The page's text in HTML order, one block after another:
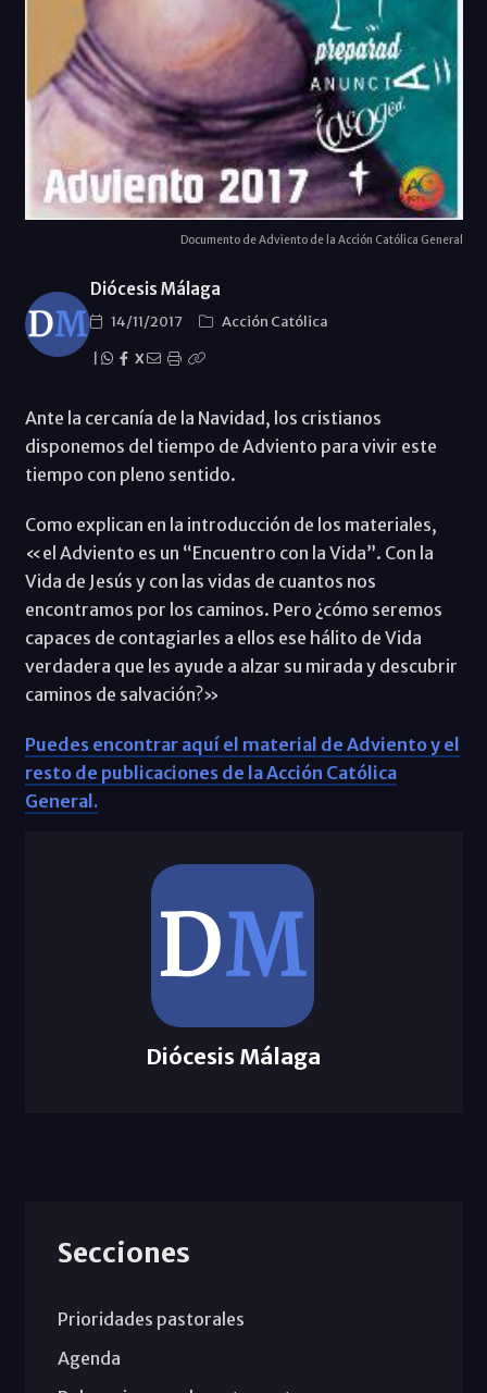
Documento de Adviento de la Acción Católica General
Diócesis Málaga
14/11/2017
Acción Católica
X
Ante la cercanía de la Navidad, los cristianos
disponemos del tiempo de Adviento para vivir este
tiempo con pleno sentido.
Como explican en la introducción de los materiales,
«el Adviento es un “Encuentro con la Vida”. Con la
Vida de Jesús y con las vidas de cuantos nos
encontramos por los caminos. Pero ¿cómo seremos
capaces de contagiarles a ellos ese hálito de Vida
verdadera que les ayude a alzar su mirada y descubrir
caminos de salvación?»
Puedes encontrar aquí el material de Adviento y el
resto de publicaciones de la Acción Católica
General.
Diócesis Málaga
Secciones
Prioridades pastorales
Agenda